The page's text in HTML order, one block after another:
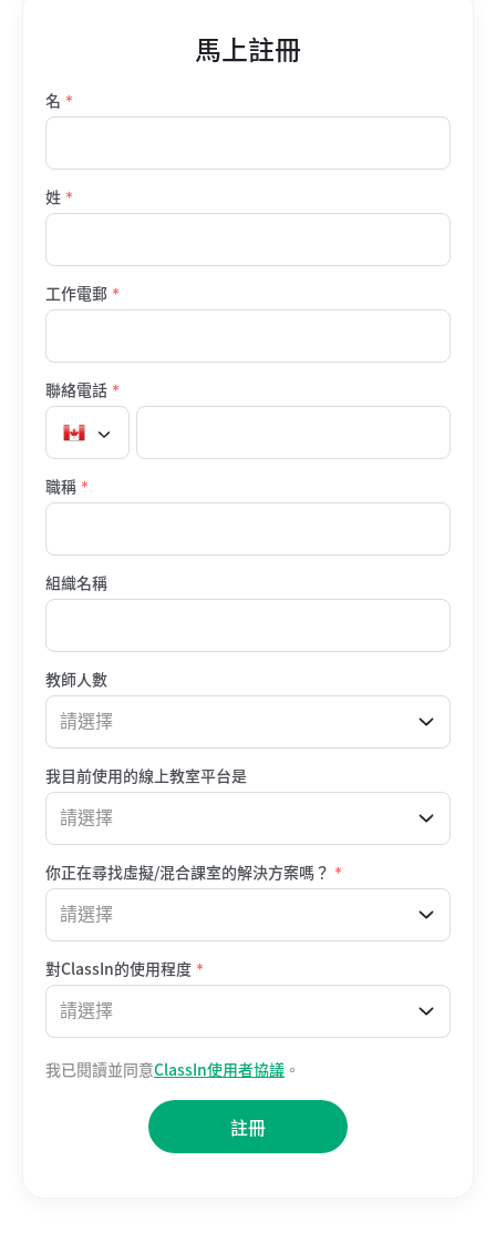
馬上註冊
名 *
姓 *
工作電郵 *
聯絡電話 *
職稱 *
組織名稱
教師人數
請選擇
我目前使用的線上教室平台是
請選擇
你正在尋找虛擬/混合課室的解決方案嗎？ *
請選擇
對ClassIn的使用程度 *
請選擇
我已閱讀並同意ClassIn使用者協議 。
註冊